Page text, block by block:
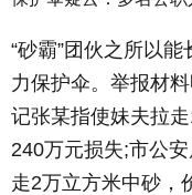
“砂霸”团伙之所以
力保护伞。举报材
记张某指使妹夫拉
240万元损失;市公
走2万立方米中砂，